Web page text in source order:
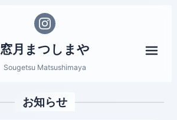
窓月まつしまや
Sougetsu Matsushimaya
お知らせ